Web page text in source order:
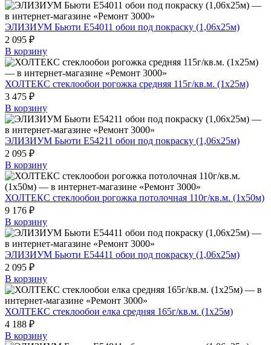
ЭЛИЗИУМ Бьюти E54011 обои под покраску (1,06х25м)
2 095 ₽
В корзину
ХОЛТЕКС стеклообои рогожка средняя 115г/кв.м. (1х25м)
3 475 ₽
В корзину
ЭЛИЗИУМ Бьюти Е54211 обои под покраску (1,06х25м)
2 095 ₽
В корзину
ХОЛТЕКС стеклообои рогожка потолочная 110г/кв.м. (1х50м)
9 176 ₽
В корзину
ЭЛИЗИУМ Бьюти Е54411 обои под покраску (1,06х25м)
2 095 ₽
В корзину
ХОЛТЕКС стеклообои елка средняя 165г/кв.м. (1х25м)
4 188 ₽
В корзину